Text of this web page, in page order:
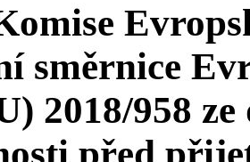
směrnice
2018/958
před